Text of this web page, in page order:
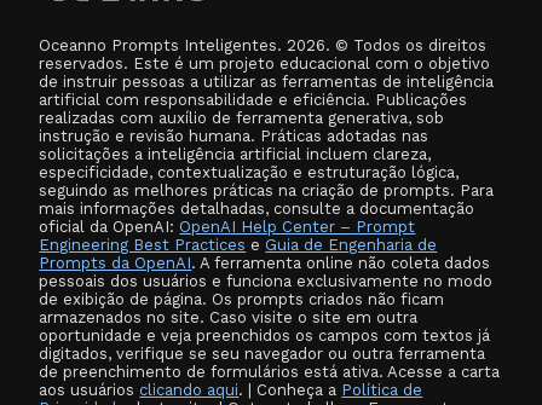
Oceanno Prompts Inteligentes. 2026. © Todos os direitos
reservados. Este é um projeto educacional com o objetivo
de instruir pessoas a utilizar as ferramentas de inteligência
artificial com responsabilidade e eficiência. Publicações
realizadas com auxílio de ferramenta generativa, sob
instrução e revisão humana. Práticas adotadas nas
solicitações a inteligência artificial incluem clareza,
especificidade, contextualização e estruturação lógica,
seguindo as melhores práticas na criação de prompts. Para
mais informações detalhadas, consulte a documentação
oficial da OpenAI: OpenAI Help Center – Prompt
Engineering Best Practices e Guia de Engenharia de
Prompts da OpenAI. A ferramenta online não coleta dados
pessoais dos usuários e funciona exclusivamente no modo
de exibição de página. Os prompts criados não ficam
armazenados no site. Caso visite o site em outra
oportunidade e veja preenchidos os campos com textos já
digitados, verifique se seu navegador ou outra ferramenta
de preenchimento de formulários está ativa. Acesse a carta
aos usuários clicando aqui. | Conheça a Política de